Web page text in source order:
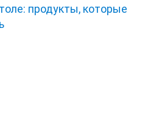
продукты, которые